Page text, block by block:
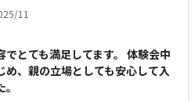
実感できるのかな〜って思ってます。
パッケージみたいな教育内容を繰り返
戦し続けてください。
11
とても満足してます。 体験会中
め、親の立場としても安心して入